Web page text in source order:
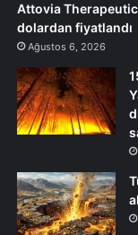
Attovia
dolardan fiyatlandı
Ağustos 6, 2026